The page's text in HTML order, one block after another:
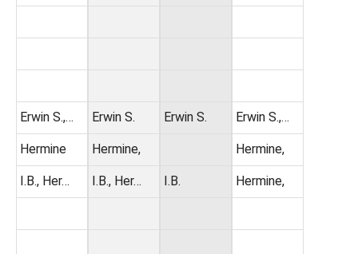
Erwin S.,…
Hermine
I.B., Her…
Erwin S.
Hermine,
I.B., Her…
Erwin S.
I.B.
Erwin S.,…
Hermine,
Hermine,